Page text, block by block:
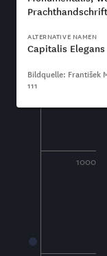
900
1000
ALTERNATIVE NAMEN
Capitalis Elegans
Bildquelle: František
111